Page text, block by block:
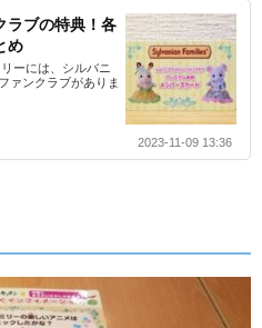
ラブの特典！各
め
ーには、シルバニ
ァンクラブがありま
2023-11-09 13:36